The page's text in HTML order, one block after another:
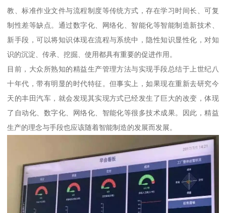
教、标准作业文件与流程制度等传统方式，存在学习时间长、可复
制性差等缺点。通过数字化、网络化、智能化等智能制造新技术、
新手段，可以将知识体现在流程与系统中，隐性知识显性化，对知
识的沉淀、传承、挖掘、使用都具有重要的促进作用。
目前，大众所熟知的精益生产管理方法与实现手段总结于上世纪八
十年代，带有明显的时代特征。但事实上，如果现在重新去研究今
天的丰田汽车，就会发现其实现方式已经发生了巨大的改变，体现
了自动化、数字化、网络化、智能化等很多技术成果。因此，精益
生产的理念与手段也应该随着智能制造的发展而发展。